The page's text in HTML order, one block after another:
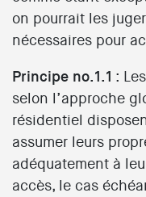
on pourrait les
nécessaires pour
Principe no.1.1 :
selon l’approche
résidentiel
assumer leurs
adéquatement à
accès, le cas